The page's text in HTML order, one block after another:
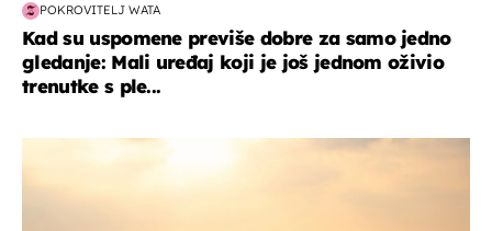
POKROVITELJ WATA
Kad su uspomene previše dobre za samo jedno
gledanje: Mali uređaj koji je još jednom oživio
trenutke s ple...